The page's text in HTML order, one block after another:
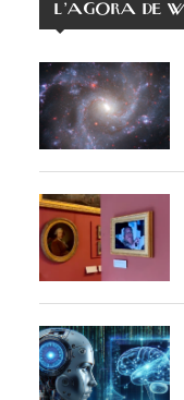
L’AGORA DE